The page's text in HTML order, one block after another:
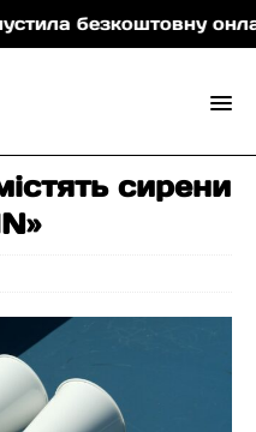
безкоштовну онлайн-
сирени